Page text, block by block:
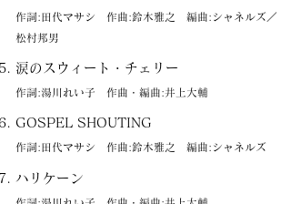
作詞:田代マサシ 作曲:鈴木雅之 編曲:シャネルズ／
松村邦男
涙のスウィート・チェリー
作詞:湯川れい子 作曲・編曲:井上大輔
GOSPEL SHOUTING
作詞:田代マサシ 作曲:鈴木雅之 編曲:シャネルズ
ハリケーン